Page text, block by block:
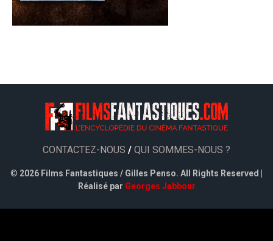
CONTACTEZ-NOUS / QUI SOMMES-NOUS ?
© 2026 Films Fantastiques / Gilles Penso. All Rights Reserved |
Réalisé par Georges Jabbour